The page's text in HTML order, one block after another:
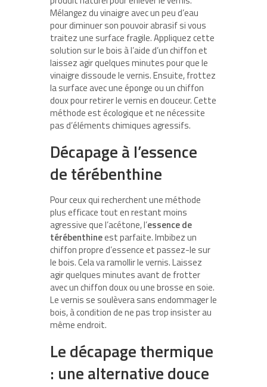
Mélangez du vinaigre avec un peu d’eau
pour diminuer son pouvoir abrasif si vous
traitez une surface fragile. Appliquez cette
solution sur le bois à l’aide d’un chiffon et
laissez agir quelques minutes pour que le
vinaigre dissoude le vernis. Ensuite, frottez
la surface avec une éponge ou un chiffon
doux pour retirer le vernis en douceur. Cette
méthode est écologique et ne nécessite
pas d’éléments chimiques agressifs.
Décapage à l’essence
de térébenthine
Pour ceux qui recherchent une méthode
plus efficace tout en restant moins
agressive que l’acétone, l’essence de
térébenthineest parfaite. Imbibez un
chiffon propre d’essence et passez-le sur
le bois. Cela va ramollir le vernis. Laissez
agir quelques minutes avant de frotter
avec un chiffon doux ou une brosse en soie.
Le vernis se soulèvera sans endommager le
bois, à condition de ne pas trop insister au
même endroit.
Le décapage thermique
: une alternative douce